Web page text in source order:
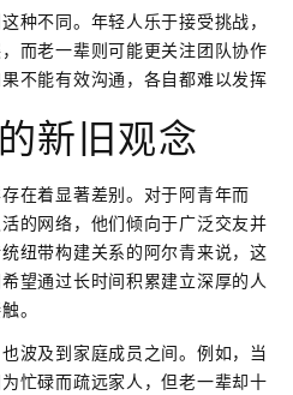
种不同。年轻人乐于接受挑战，
而老一辈则可能更关注团队协作
不能有效沟通，各自都难以发挥
新旧观念
在着显著差别。对于阿青年而
的网络，他们倾向于广泛交友并
纽带构建关系的阿尔青来说，这
望通过长时间积累建立深厚的人
。
波及到家庭成员之间。例如，当
忙碌而疏远家人，但老一辈却十